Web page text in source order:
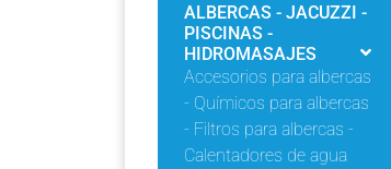
ALBERCAS - JACUZZI -
PISCINAS -
HIDROMASAJES
Accesorios para albercas
- Químicos para albercas
- Filtros para albercas -
Calentadores de agua